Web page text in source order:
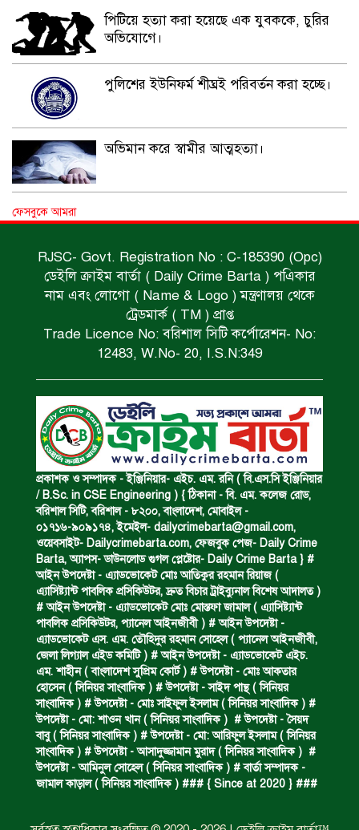
পিটিয়ে হত্যা করা হয়েছে এক যুবককে, চুরির
অভিযোগে।
পুলিশের ইউনিফর্ম শীঘ্রই পরিবর্তন করা হচ্ছে।
অভিমান করে স্বামীর আত্মহত্যা।
বিশুদ্ধ পানির পাম্প পেল শতাধিক পরিবার।
সড়ক দুর্ঘটনায় বাসচাপায় মৃত্যুর ঘটনা।
বিজিবি’র অভিযানে ইয়াবা জব্দ।
অপহৃত রোহিঙ্গা উদ্ধার।
পানিতে ডুবে এক ছাত্রের মৃত্যু।
ঝুলন্ত মরদেহ উদ্ধার।
অবৈধ ঘের নির্মাণে আটক।
একজন সড়ক দুর্ঘটনায় নিহত ও দুইজন আহত।
ডাকাত দলের সদস্য গ্রেফতার।
ফেসবুকে আমরা
RJSC- Govt. Registration No : C-185390 (Opc)
ডেইলি ক্রাইম বার্তা ( Daily Crime Barta ) পএিকার
নাম এবং লোগো ( Name & Logo ) মন্ত্রণালয় থেকে
ট্রেডমার্ক ( TM ) প্রাপ্ত
Trade Licence No: বরিশাল সিটি কর্পোরেশন- No:
12483, W.No- 20, I.S.N:349
প্রকাশক ও সম্পাদক - ইঞ্জিনিয়ার- এইচ. এম. রনি ( বি.এস.সি ইঞ্জিনিয়ার
/ B.Sc. in CSE Engineering ) { ঠিকানা - বি. এম. কলেজ রোড,
বরিশাল সিটি, বরিশাল - ৮২০০, বাংলাদেশ, মোবাইল -
০১৭১৬-৯০৯১৭৪, ইমেইল- dailycrimebarta@gmail.com,
ওয়েবসাইট- Dailycrimebarta.com, ফেজবুক পেজ- Daily Crime
Barta, অ‍্যাপস- ডাউনলোড গুগল প্লেষ্টোর- Daily Crime Barta } #
আইন উপদেষ্টা - এ্যাডভোকেট মোঃ আতিকুর রহমান রিয়াজ (
এ‍্যাসিষ্ট‍্যান্ট পাবলিক প্রসিকিউটর, দ্রুত বিচার ট্রাইব্যুনাল বিশেষ আদালত )
# আইন উপদেষ্টা - এ্যাডভোকেট মোঃ মোস্তফা জামাল ( এ‍্যাসিষ্ট‍্যান্ট
পাবলিক প্রসিকিউটর, প‍্যানেল আইনজীবী ) # আইন উপদেষ্টা -
এ্যাডভোকেট এস. এম. তৌহিদুর রহমান সোহেল ( প‍্যানেল আইনজীবী,
জেলা লিগ্যাল এইড কমিটি ) # আইন উপদেষ্টা - এ্যাডভোকেট এইচ.
এম. শাহীন ( বাংলাদেশ সুপ্রিম কোর্ট ) # উপদেষ্টা - মোঃ আকতার
হোসেন ( সিনিয়র সাংবাদিক ) # উপদেষ্টা - সাইদ পান্থ ( সিনিয়র
সাংবাদিক ) # উপদেষ্টা - মোঃ সাইফুল ইসলাম ( সিনিয়র সাংবাদিক ) #
উপদেষ্টা - মো: শাওন খান ( সিনিয়র সাংবাদিক ) # উপদেষ্টা - সৈয়দ
বাবু ( সিনিয়র সাংবাদিক ) # উপদেষ্টা - মো: আরিফুল ইসলাম ( সিনিয়র
সাংবাদিক ) # উপদেষ্টা - আসাদুজ্জামান মুরাদ ( সিনিয়র সাংবাদিক ) #
উপদেষ্টা - আমিনুল সোহেল ( সিনিয়র সাংবাদিক ) # বার্তা সম্পাদক -
জামাল কাড়াল ( সিনিয়র সাংবাদিক ) ### { Since at 2020 } ###